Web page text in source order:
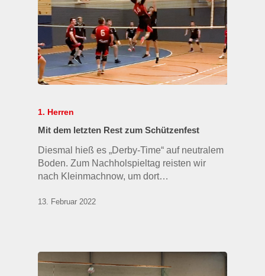
1. Herren
Mit dem letzten Rest zum Schützenfest
Diesmal hieß es „Derby-Time“ auf neutralem
Boden. Zum Nachholspieltag reisten wir
nach Kleinmachnow, um dort…
13. Februar 2022